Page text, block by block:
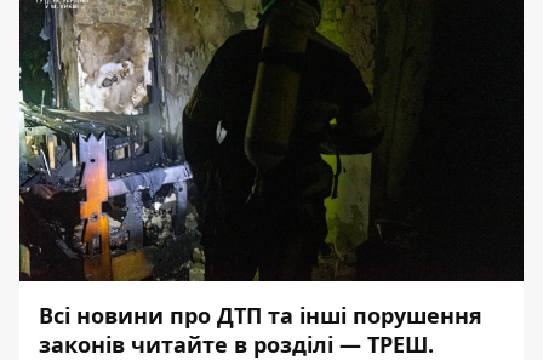
Всі новини про ДТП та інші порушення
законів читайте в розділі — ТРЕШ.